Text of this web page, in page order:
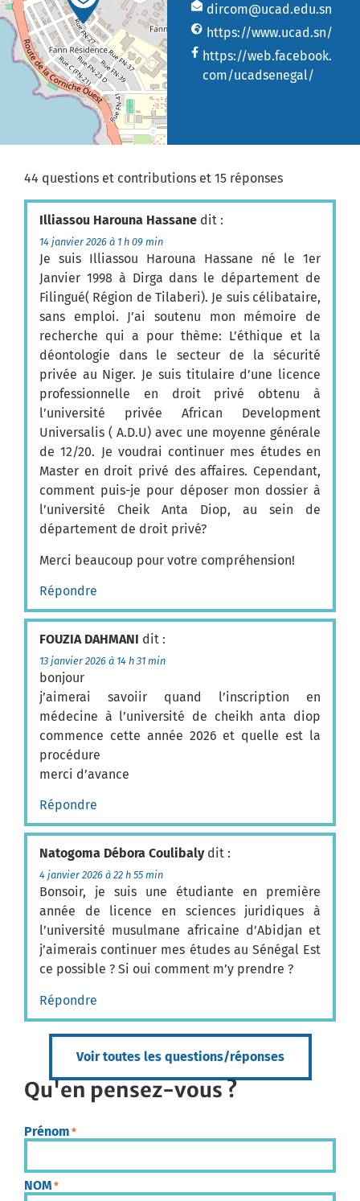
dircom@ucad.edu.sn
https://www.ucad.sn/
https://web.facebook.
com/ucadsenegal/
44 questions et contributions et 15 réponses
Illiassou Harouna Hassane dit :
14 janvier 2026 à 1 h 09 min
Je suis Illiassou Harouna Hassane né le 1er
Janvier 1998 à Dirga dans le département de
Filingué( Région de Tilaberi). Je suis célibataire,
sans emploi. J’ai soutenu mon mémoire de
recherche qui a pour thème: L’éthique et la
déontologie dans le secteur de la sécurité
privée au Niger. Je suis titulaire d’une licence
professionnelle en droit privé obtenu à
l’université privée African Development
Universalis ( A.D.U) avec une moyenne générale
de 12/20. Je voudrai continuer mes études en
Master en droit privé des affaires. Cependant,
comment puis-je pour déposer mon dossier à
l’université Cheik Anta Diop, au sein de
département de droit privé?
Merci beaucoup pour votre compréhension!
Répondre
FOUZIA DAHMANI dit :
13 janvier 2026 à 14 h 31 min
bonjour
j’aimerai savoiir quand l’inscription en
médecine à l’université de cheikh anta diop
commence cette année 2026 et quelle est la
procédure
merci d’avance
Répondre
Natogoma Débora Coulibaly dit :
4 janvier 2026 à 22 h 55 min
Bonsoir, je suis une étudiante en première
année de licence en sciences juridiques à
l’université musulmane africaine d’Abidjan et
j’aimerais continuer mes études au Sénégal Est
ce possible ? Si oui comment m’y prendre ?
Répondre
Voir toutes les questions/réponses
Qu'en pensez-vous ?
Prénom *
NOM *